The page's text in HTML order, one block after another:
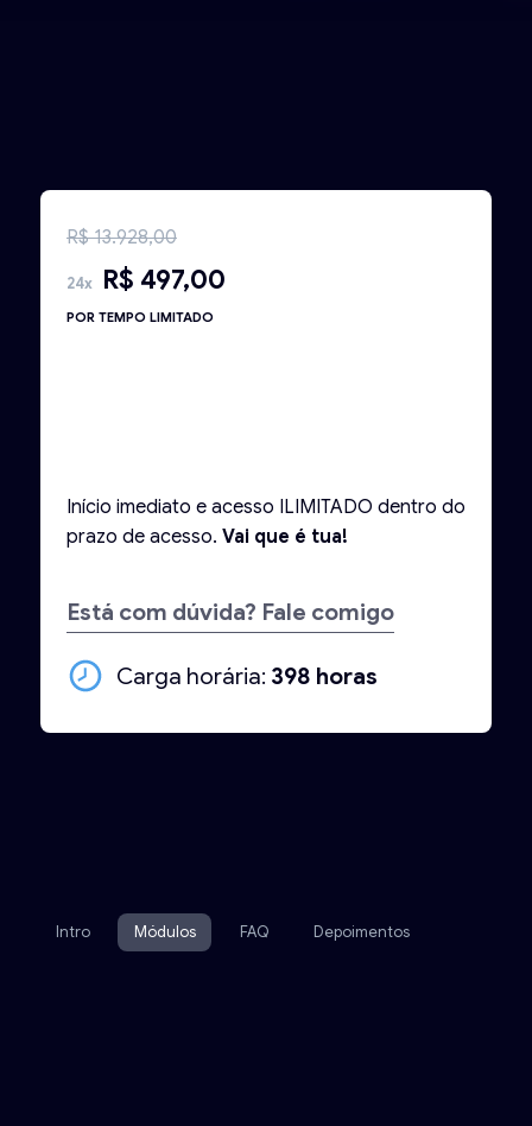
R$ 13.928,00
24x R$ 497,00
POR TEMPO LIMITADO
Início imediato e acesso ILIMITADO dentro do
prazo de acesso. Vai que é tua!
Está com dúvida? Fale comigo
Carga horária: 398 horas
Intro Módulos FAQ Depoimentos